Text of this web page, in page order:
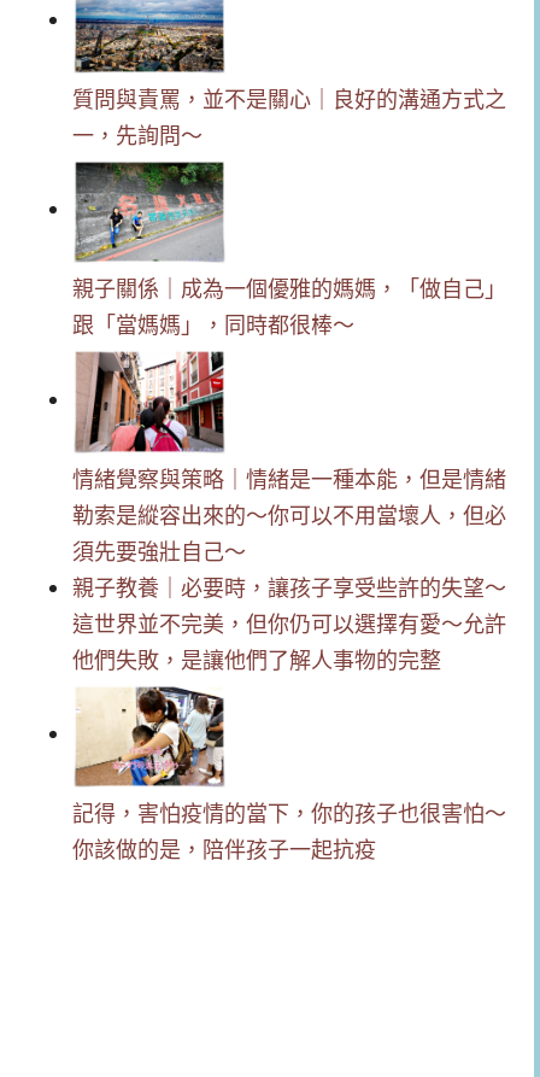
質問與責罵，並不是關心｜良好的溝通方式之
一，先詢問～
親子關係｜成為一個優雅的媽媽，「做自己」
跟「當媽媽」，同時都很棒～
情緒覺察與策略｜情緒是一種本能，但是情緒
勒索是縱容出來的～你可以不用當壞人，但必
須先要強壯自己～
親子教養｜必要時，讓孩子享受些許的失望～
這世界並不完美，但你仍可以選擇有愛～允許
他們失敗，是讓他們了解人事物的完整
記得，害怕疫情的當下，你的孩子也很害怕～
你該做的是，陪伴孩子一起抗疫